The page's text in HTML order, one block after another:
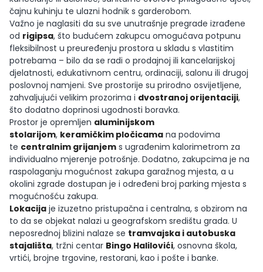
čajnu kuhinju te ulazni hodnik s garderobom.
Važno je naglasiti da su sve unutrašnje pregrade izrađene
od rigipsa, što budućem zakupcu omogućava potpunu
fleksibilnost u preuređenju prostora u skladu s vlastitim
potrebama – bilo da se radi o prodajnoj ili kancelarijskoj
djelatnosti, edukativnom centru, ordinaciji, salonu ili drugoj
poslovnoj namjeni. Sve prostorije su prirodno osvijetljene,
zahvaljujući velikim prozorima i dvostranoj orijentaciji,
što dodatno doprinosi ugodnosti boravka.
Prostor je opremljen aluminijskom
stolarijom, keramičkim pločicama na podovima
te centralnim grijanjem s ugrađenim kalorimetrom za
individualno mjerenje potrošnje. Dodatno, zakupcima je na
raspolaganju mogućnost zakupa garažnog mjesta, a u
okolini zgrade dostupan je i određeni broj parking mjesta s
mogućnošću zakupa.
Lokacija je izuzetno pristupačna i centralna, s obzirom na
to da se objekat nalazi u geografskom središtu grada. U
neposrednoj blizini nalaze se tramvajska i autobuska
stajališta, tržni centar Bingo Halilovići, osnovna škola,
vrtići, brojne trgovine, restorani, kao i pošte i banke.